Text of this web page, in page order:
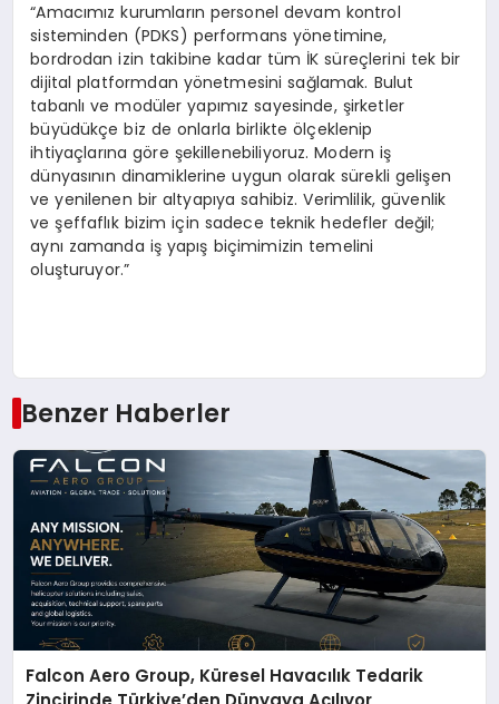
“Amacımız kurumların personel devam kontrol
sisteminden (PDKS) performans yönetimine,
bordrodan izin takibine kadar tüm İK süreçlerini tek bir
dijital platformdan yönetmesini sağlamak. Bulut
tabanlı ve modüler yapımız sayesinde, şirketler
büyüdükçe biz de onlarla birlikte ölçeklenip
ihtiyaçlarına göre şekillenebiliyoruz. Modern iş
dünyasının dinamiklerine uygun olarak sürekli gelişen
ve yenilenen bir altyapıya sahibiz. Verimlilik, güvenlik
ve şeffaflık bizim için sadece teknik hedefler değil;
aynı zamanda iş yapış biçimimizin temelini
oluşturuyor.”
Benzer Haberler
Falcon Aero Group, Küresel Havacılık Tedarik